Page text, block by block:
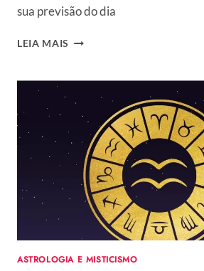
sua previsão do dia
LEIA MAIS HORÓSCOPO
PARA
AQUÁRIO:
VEJA
PREVISÃO
DO
SIGNO
HOJE,
SÁBADO,
10/05/2025
ASTROLOGIA E MISTICISMO